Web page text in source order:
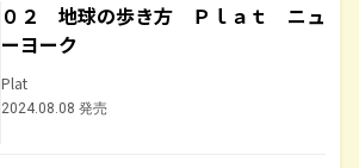
０２ 地球の歩き方 Ｐｌａｔ ニュ
ーヨーク
Plat
2024.08.08 発売